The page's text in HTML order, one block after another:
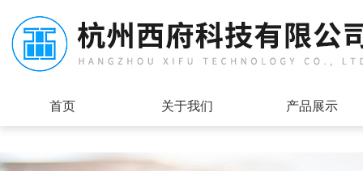
首页 关于我们 产品展示